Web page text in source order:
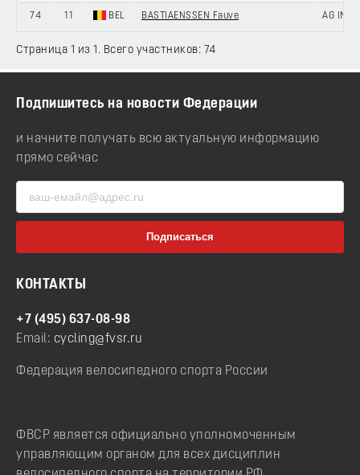
74 11 BEL BASTIAENSSEN Fauve AG
Страница 1 из 1. Всего участников: 74
Подпишитесь на новости Федерации
и начните получать всю актуальную информацию
прямо сейчас
КОНТАКТЫ
+7 (495) 637-08-98
Email: cycling@fvsr.ru
Федерация велосипедного спорта России
ФВСР является официально уполномоченным
управляющим органом для всех дисциплин